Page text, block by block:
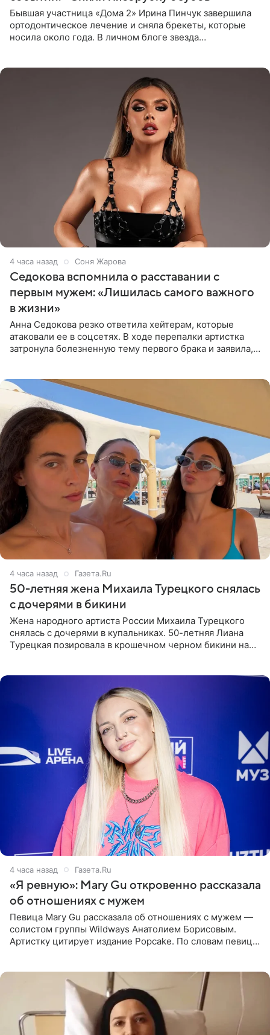
Бывшая участница «Дома 2» Ирина Пинчук завершила
ортодонтическое лечение и сняла брекеты, которые
носила около года. В личном блоге звезда
4 часа назад Соня Жарова
Седокова вспомнила о расставании с
первым мужем: «Лишилась самого важного
в жизни»
Анна Седокова резко ответила хейтерам, которые
атаковали ее в соцсетях. В ходе перепалки артистка
затронула болезненную тему первого брака и заявила,
4 часа назад Газета.Ru
50-летняя жена Михаила Турецкого снялась
с дочерями в бикини
Жена народного артиста России Михаила Турецкого
снялась с дочерями в купальниках. 50-летняя Лиана
Турецкая позировала в крошечном черном бикини на
4 часа назад Газета.Ru
«Я ревную»: Mary Gu откровенно рассказала
об отношениях с мужем
Певица Mary Gu рассказала об отношениях с мужем —
солистом группы Wildways Анатолием Борисовым.
Артистку цитирует издание Popcake. По словам певицы,